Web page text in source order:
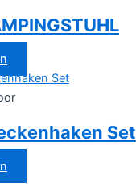
Set